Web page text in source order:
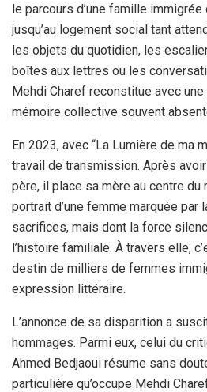
le parcours d’une famille
jusqu’au logement social tant
les objets du quotidien, les
boîtes aux lettres ou les
Mehdi Charef reconstitue avec
mémoire collective souvent
En 2023, avec “La Lumière de ma
travail de transmission. Après
père, il place sa mère au centre
portrait d’une femme marquée par
sacrifices, mais dont la force
l’histoire familiale. À travers elle,
destin de milliers de femmes
expression littéraire.
L’annonce de sa disparition a
hommages. Parmi eux, celui du
Ahmed Bedjaoui résume sans
particulière qu’occupe Mehdi